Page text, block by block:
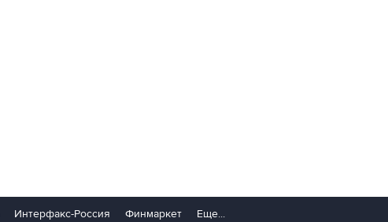
Интерфакс-Россия Финмаркет Еще...